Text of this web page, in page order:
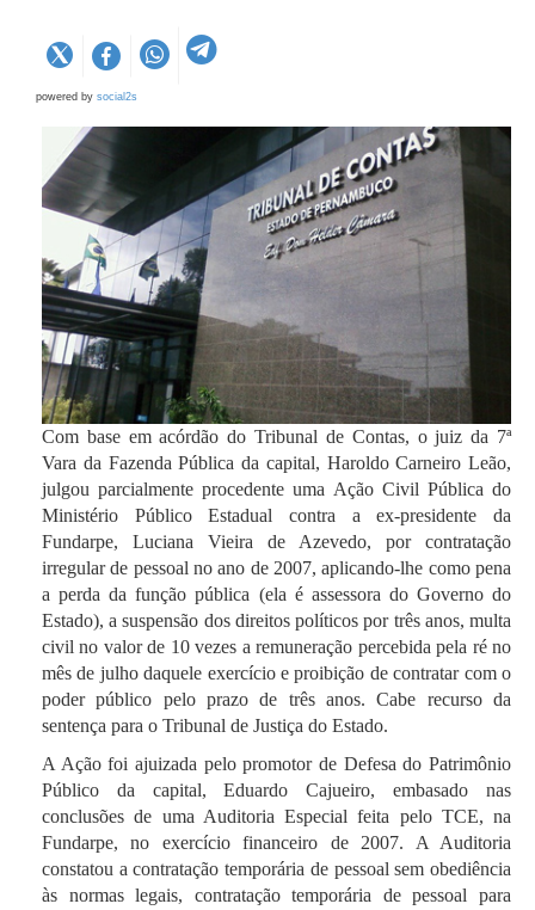
powered by social2s
Com base em acórdão do Tribunal de Contas, o juiz da 7ª
Vara da Fazenda Pública da capital, Haroldo Carneiro Leão,
julgou parcialmente procedente uma Ação Civil Pública do
Ministério Público Estadual contra a ex-presidente da
Fundarpe, Luciana Vieira de Azevedo, por contratação
irregular de pessoal no ano de 2007, aplicando-lhe como pena
a perda da função pública (ela é assessora do Governo do
Estado), a suspensão dos direitos políticos por três anos, multa
civil no valor de 10 vezes a remuneração percebida pela ré no
mês de julho daquele exercício e proibição de contratar com o
poder público pelo prazo de três anos. Cabe recurso da
sentença para o Tribunal de Justiça do Estado.
A Ação foi ajuizada pelo promotor de Defesa do Patrimônio
Público da capital, Eduardo Cajueiro, embasado nas
conclusões de uma Auditoria Especial feita pelo TCE, na
Fundarpe, no exercício financeiro de 2007. A Auditoria
constatou a contratação temporária de pessoal sem obediência
às normas legais, contratação temporária de pessoal para